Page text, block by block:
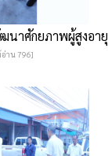
นาศักยภาพผู้สูงอายุ
าน 796]